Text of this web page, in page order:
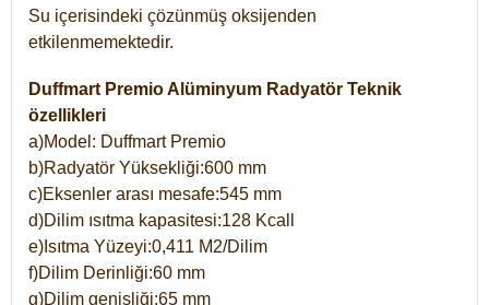
Su içerisindeki çözünmüş oksijenden
etkilenmemektedir.
Duffmart Premio Alüminyum Radyatör Teknik
özellikleri
a)Model: Duffmart Premio
b)Radyatör Yüksekliği:600 mm
c)Eksenler arası mesafe:545 mm
d)Dilim ısıtma kapasitesi:128 Kcall
e)Isıtma Yüzeyi:0,411 M2/Dilim
f)Dilim Derinliği:60 mm
g)Dilim genişliği:65 mm